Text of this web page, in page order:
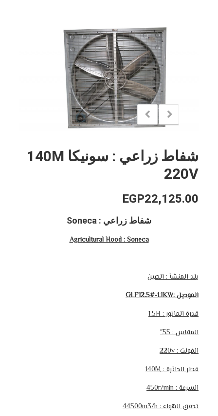
شفاط زراعي : سونيكا 140M
220V
EGP22,125.00
شفاط زراعي : Soneca
Agricultural Hood : Soneca
بلد المنشأ : الصين
الموديل :GLF12.5#-1.1KW
قدرة الماتور :1.5H
المقاس : 55″
الفولت : 220v
قطر الدائرة :140M
السرعة :450r/min
تدفق الهواء :44500m3/h